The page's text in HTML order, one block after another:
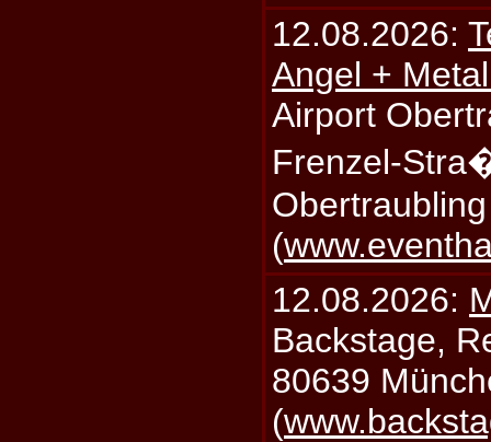
12.08.2026:
Angel +
Airport
Frenzel-
(
12.08.2026:
Backstage,
80639
(